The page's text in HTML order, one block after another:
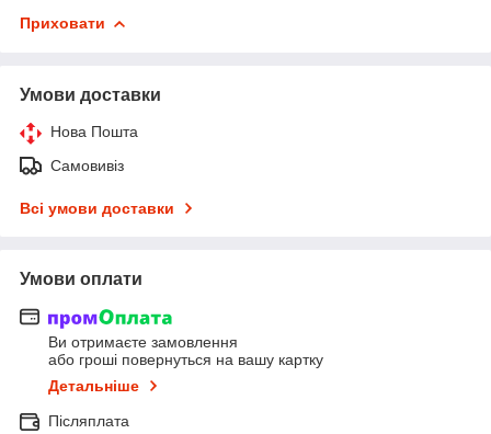
Приховати
Умови доставки
Нова Пошта
Самовивіз
Всі умови доставки
Умови оплати
Ви отримаєте замовлення
або гроші повернуться на вашу картку
Детальніше
Післяплата